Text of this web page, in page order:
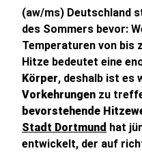
(aw/ms) Deutschland
des Sommers bevor:
Temperaturen von bis
Hitze bedeutet eine
Körper, deshalb ist es
Vorkehrungen zu
bevorstehende
Stadt Dortmund hat
entwickelt, der auf